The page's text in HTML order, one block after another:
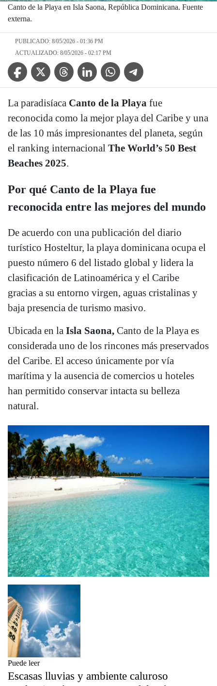
Canto de la Playa en Isla Saona, República Dominicana. Fuente
externa.
PUBLICADO: 8/05/2026 - 01:36 PM
ACTUALIZADO: 8/05/2026 - 02:17 PM
Facebook IconTwitter IconThreads IconLinkedin IconWhatsApp IconTelegram Icon
La paradisíaca Canto de la Playa fue
reconocida como la mejor playa del Caribe y una
de las 10 más impresionantes del planeta, según
el ranking internacional The World’s 50 Best
Beaches 2025.
Por qué Canto de la Playa fue
reconocida entre las mejores del mundo
De acuerdo con una publicación del diario
turístico Hosteltur, la playa dominicana ocupa el
puesto número 6 del listado global y lidera la
clasificación de Latinoamérica y el Caribe
gracias a su entorno virgen, aguas cristalinas y
baja presencia de turismo masivo.
Ubicada en la Isla Saona, Canto de la Playa es
considerada uno de los rincones más preservados
del Caribe. El acceso únicamente por vía
marítima y la ausencia de comercios u hoteles
han permitido conservar intacta su belleza
natural.
Puede leer
Escasas lluvias y ambiente caluroso